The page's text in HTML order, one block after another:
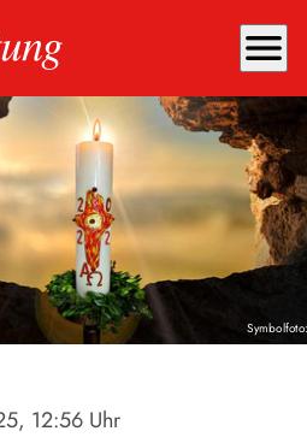
menu
, 12:56 Uhr